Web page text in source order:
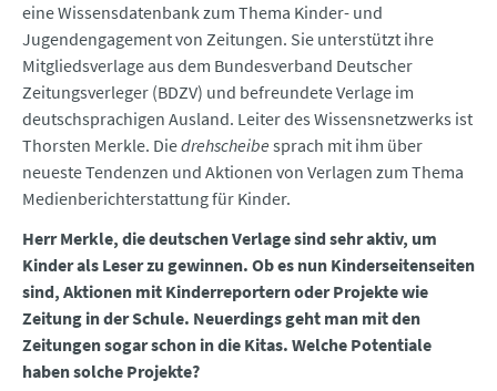
eine Wissensdatenbank zum Thema Kinder- und
Jugendengagement von Zeitungen. Sie unterstützt ihre
Mitgliedsverlage aus dem Bundesverband Deutscher
Zeitungsverleger (BDZV) und befreundete Verlage im
deutschsprachigen Ausland. Leiter des Wissensnetzwerks ist
Thorsten Merkle. Diedrehscheibe sprach mit ihm über
neueste Tendenzen und Aktionen von Verlagen zum Thema
Medienberichterstattung für Kinder.
Herr Merkle, die deutschen Verlage sind sehr aktiv, um
Kinder als Leser zu gewinnen. Ob es nun Kinderseitenseiten
sind, Aktionen mit Kinderreportern oder Projekte wie
Zeitung in der Schule. Neuerdings geht man mit den
Zeitungen sogar schon in die Kitas. Welche Potentiale
haben solche Projekte?